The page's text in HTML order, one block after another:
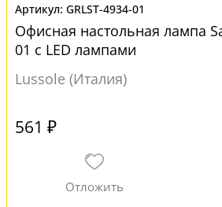
GRLST-4934-01
Офисная настольная лампа
01 с LED лампами
Lussole (Италия)
561 ₽